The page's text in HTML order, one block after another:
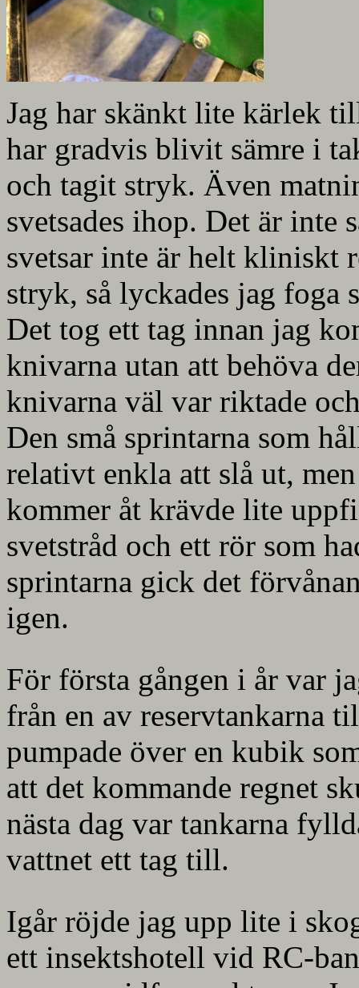
Jag har skänkt lite kärlek
har gradvis blivit sämre i
och tagit stryk. Även
svetsades ihop. Det är inte
svetsar inte är helt kliniskt
stryk, så lyckades jag foga
Det tog ett tag innan jag
knivarna utan att behöva
knivarna väl var riktade
Den små sprintarna som
relativt enkla att slå ut,
kommer åt krävde lite
svetstråd och ett rör som
sprintarna gick det
igen.